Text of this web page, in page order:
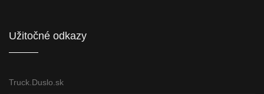
Užitočné odkazy
Truck.Duslo.sk